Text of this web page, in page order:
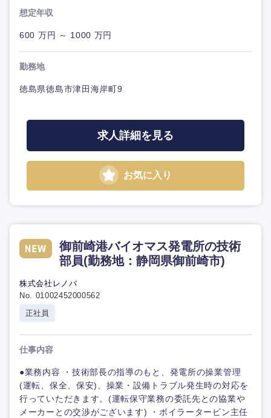
想定年収
600 万円 ～ 1000 万円
勤務地
徳島県徳島市津田海岸町9
求人詳細を見る
お気に入り
御前崎港バイオマス発電所の技術
部員(勤務地：静岡県御前崎市)
株式会社レノバ
No. 01002452000562
正社員
仕事内容
●業務内容 ・技術部長の指導のもと、発電所の操業管理
(運転、保全、保安)、操業・設備トラブル発生時の対応を
行っていただきます。(運転保守業務の委託先との協業や
メーカーとの交渉がございます) ・ボイラータービン主任